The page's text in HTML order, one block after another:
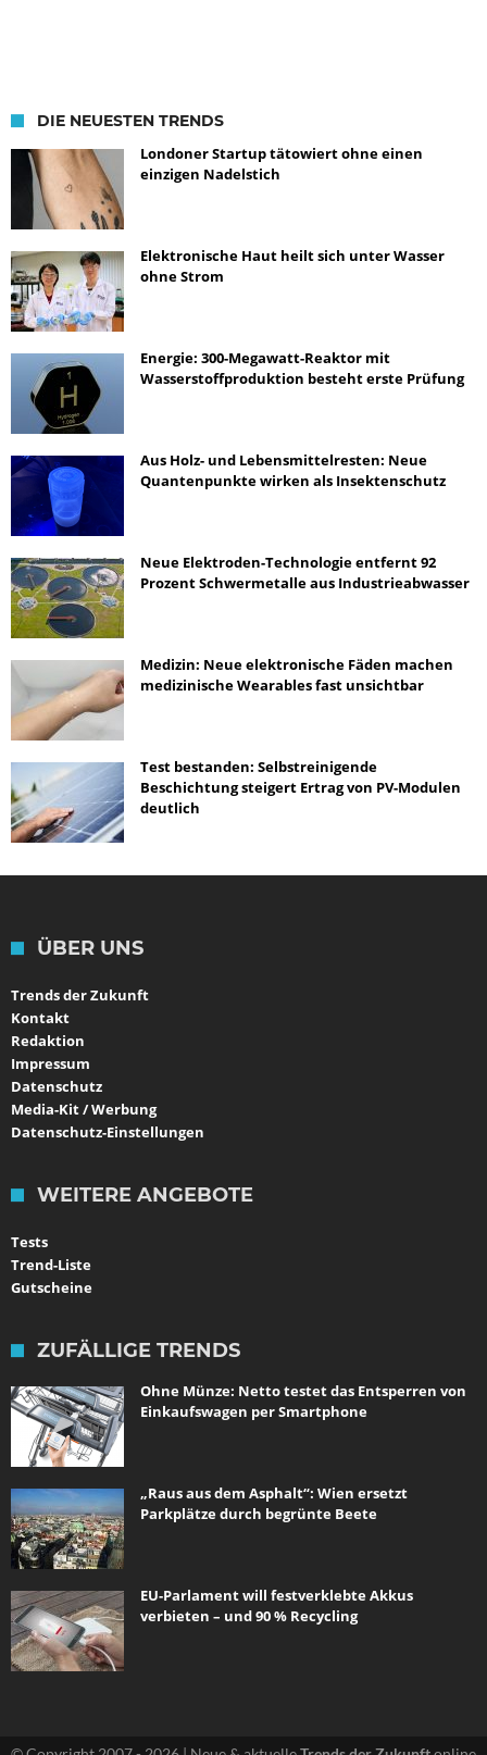
DIE NEUESTEN TRENDS
Londoner Startup tätowiert ohne einen
einzigen Nadelstich
Elektronische Haut heilt sich unter Wasser
ohne Strom
Energie: 300-Megawatt-Reaktor mit
Wasserstoffproduktion besteht erste Prüfung
Aus Holz- und Lebensmittelresten: Neue
Quantenpunkte wirken als Insektenschutz
Neue Elektroden-Technologie entfernt 92
Prozent Schwermetalle aus Industrieabwasser
Medizin: Neue elektronische Fäden machen
medizinische Wearables fast unsichtbar
Test bestanden: Selbstreinigende
Beschichtung steigert Ertrag von PV-Modulen
deutlich
ÜBER UNS
Trends der Zukunft
Kontakt
Redaktion
Impressum
Datenschutz
Media-Kit / Werbung
Datenschutz-Einstellungen
WEITERE ANGEBOTE
Tests
Trend-Liste
Gutscheine
ZUFÄLLIGE TRENDS
Ohne Münze: Netto testet das Entsperren von
Einkaufswagen per Smartphone
„Raus aus dem Asphalt“: Wien ersetzt
Parkplätze durch begrünte Beete
EU-Parlament will festverklebte Akkus
verbieten – und 90 % Recycling